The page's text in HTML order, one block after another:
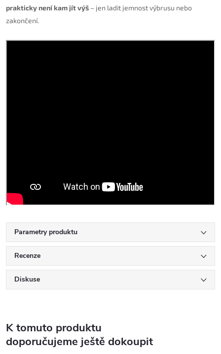
prakticky není kam jít výš – jen ladit jemnost výbrusu nebo
zakončení.
Parametry produktu
Recenze
Diskuse
K tomuto produktu
doporučujeme ještě dokoupit